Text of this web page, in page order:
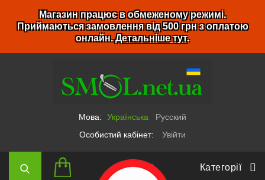
Магазин працює в обмеженому режимі.
Приймаються замовлення від 500 грн з оплатою
онлайн.Детальніше тут.
Мова: Українська
Русский
Особистий кабінет:
Увійти
Категорії